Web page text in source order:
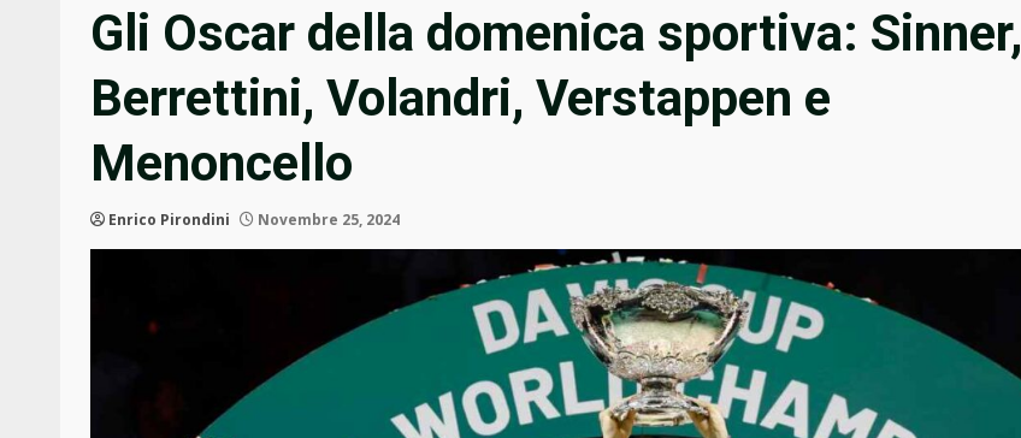
Gli Oscar della domenica sportiva: Sinner,
Berrettini, Volandri, Verstappen e
Menoncello
Enrico Pirondini Novembre 25, 2024